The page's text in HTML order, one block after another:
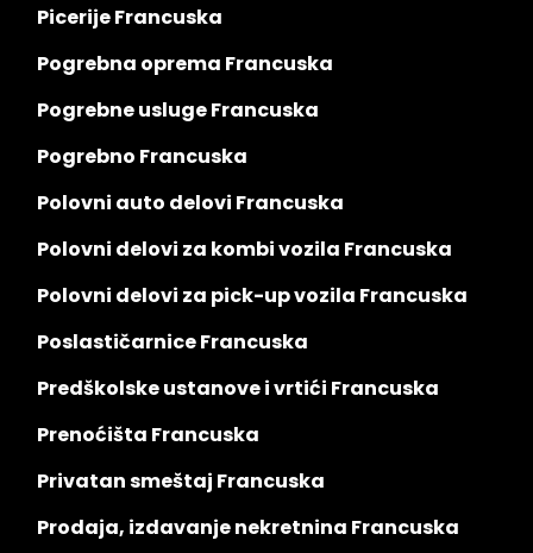
Picerije Francuska
Pogrebna oprema Francuska
Pogrebne usluge Francuska
Pogrebno Francuska
Polovni auto delovi Francuska
Polovni delovi za kombi vozila Francuska
Polovni delovi za pick-up vozila Francuska
Poslastičarnice Francuska
Predškolske ustanove i vrtići Francuska
Prenoćišta Francuska
Privatan smeštaj Francuska
Prodaja, izdavanje nekretnina Francuska